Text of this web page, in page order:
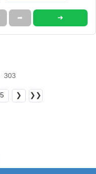
➦ ➜
5 ❯ ❯❯